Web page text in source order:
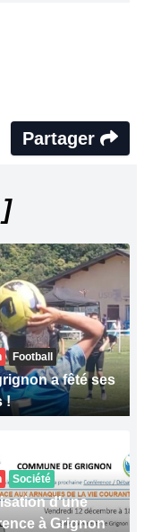
Partager
]
Football
a fêté ses
!
Société
d'une
à Grignon